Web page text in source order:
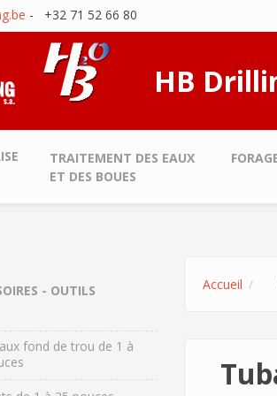
- +32 71 52 66 80
HB
TRAITEMENT DES EAUX
ET DES BOUES
- OUTILS
fond de trou de 1 à
Accueil